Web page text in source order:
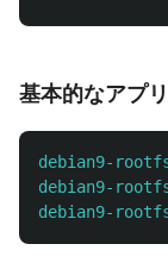
基本的なアプ
debian9-
debian9-
debian9-